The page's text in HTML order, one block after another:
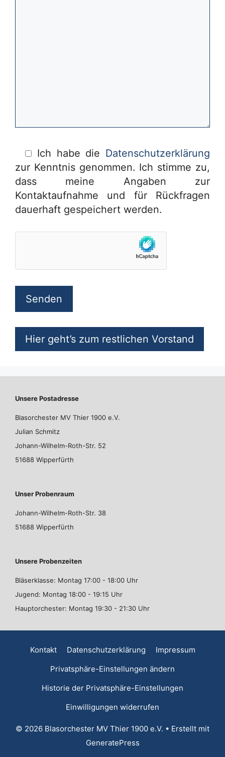
Ich habe die Datenschutzerklärung
zur Kenntnis genommen. Ich stimme zu,
dass meine Angaben zur
Kontaktaufnahme und für Rückfragen
dauerhaft gespeichert werden.
Hier geht’s zum restlichen Vorstand
Unsere Postadresse
Blasorchester MV Thier 1900 e.V.
Julian Schmitz
Johann-Wilhelm-Roth-Str. 52
51688 Wipperfürth
Unser Probenraum
Johann-Wilhelm-Roth-Str. 38
51688 Wipperfürth
Unsere Probenzeiten
Bläserklasse: Montag 17:00 - 18:00 Uhr
Jugend: Montag 18:00 - 19:15 Uhr
Hauptorchester: Montag 19:30 - 21:30 Uhr
Kontakt Datenschutzerklärung
Impressum
Privatsphäre-Einstellungen ändern
Historie der Privatsphäre-Einstellungen
Einwilligungen widerrufen
© 2026 Blasorchester MV Thier 1900 e.V. • Erstellt mit
GeneratePress